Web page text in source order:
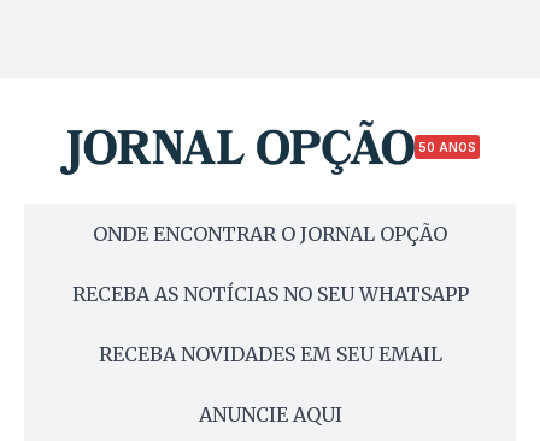
50 ANOS
ONDE ENCONTRAR O JORNAL OPÇÃO
RECEBA AS NOTÍCIAS NO SEU WHATSAPP
RECEBA NOVIDADES EM SEU EMAIL
ANUNCIE AQUI